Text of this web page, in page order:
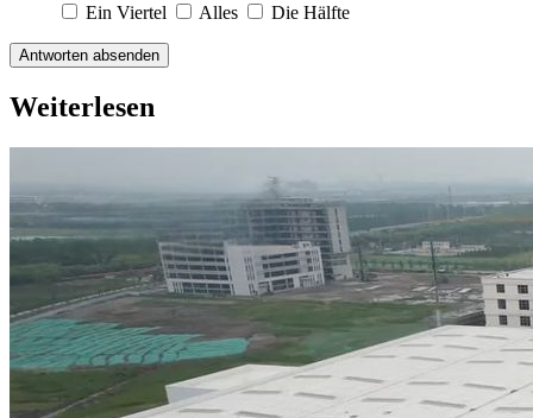
Ein Viertel
Alles Die Hälfte
Antworten absenden
Weiterlesen